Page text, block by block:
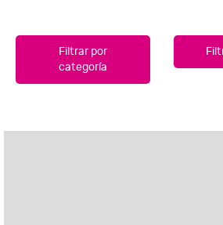
Filtrar por
categoría